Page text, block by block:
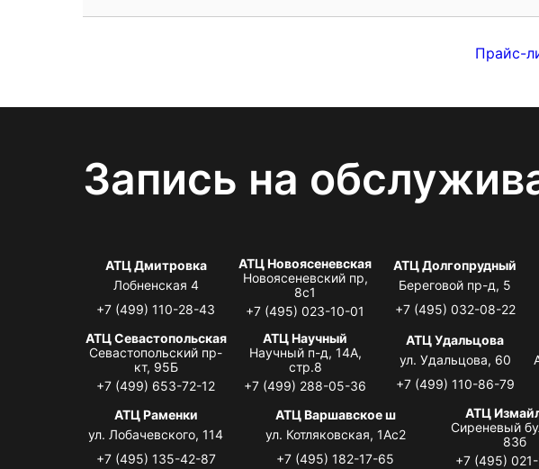
Прайс-
Запись на
АТЦ Дмитровка
Лобненская 4
+7 (499) 110-28-43
АТЦ Новоясеневская
Новоясеневский пр,
8с1
+7 (495) 023-10-01
АТЦ Долгопрудный
Береговой пр-д, 5
+7 (495) 032-08-22
АТЦ Севастопольская
Севастопольский пр-
кт, 95Б
+7 (499) 653-72-12
АТЦ Научный
Научный п-д, 14А,
стр.8
+7 (499) 288-05-36
АТЦ Удальцова
ул. Удальцова, 60
+7 (499) 110-86-79
АТЦ Раменки
ул. Лобачевского, 114
+7 (495) 135-42-87
АТЦ Варшавское ш
ул. Котляковская, 1Ас2
+7 (495) 182-17-65
АТЦ
Сиреневый
83б
+7 (495)